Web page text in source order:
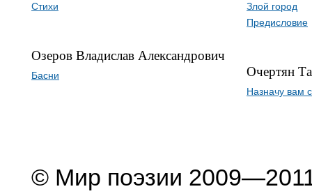
Стихи
Озеров Владислав Александрович
Басни
Злой город
Предисловие
Очертян
Назначу вам
© Мир поэзии